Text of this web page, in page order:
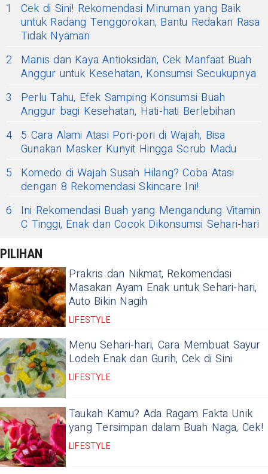
1
Cek di Sini! Rekomendasi Minuman yang Baik
untuk Radang Tenggorokan, Bantu Redakan Rasa
Tidak Nyaman
2
Manis dan Kaya Antioksidan, Cek Manfaat Buah
Anggur untuk Kesehatan, Konsumsi Secukupnya
3
Perlu Tahu, Efek Samping Konsumsi Buah
Anggur bagi Kesehatan, Hati-hati Berlebihan
4 5 Cara Alami Atasi Pori-pori di Wajah, Bisa
Gunakan Masker Kunyit Hingga Scrub Madu
5
Komedo di Wajah Susah Hilang? Coba Atasi
dengan 8 Rekomendasi Skincare Ini!
6
Ini Rekomendasi Buah yang Mengandung Vitamin
C Tinggi, Enak dan Cocok Dikonsumsi Sehari-hari
PILIHAN
Prakris dan Nikmat, Rekomendasi
Masakan Ayam Enak untuk Sehari-hari,
Auto Bikin Nagih
LIFESTYLE
Menu Sehari-hari, Cara Membuat Sayur
Lodeh Enak dan Gurih, Cek di Sini
LIFESTYLE
Taukah Kamu? Ada Ragam Fakta Unik
yang Tersimpan dalam Buah Naga, Cek!
LIFESTYLE